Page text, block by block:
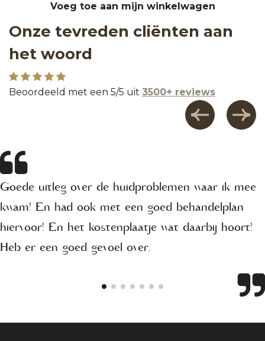
Voeg toe aan mijn winkelwagen
Onze tevreden cliënten aan
het woord
Beoordeeld met een 5/5 uit 3500+ reviews
Goede uitleg over de huidproblemen waar ik mee
kwam! En had ook met een goed behandelplan
hiervoor! En het kostenplaatje wat daarbij hoort!
Heb er een goed gevoel over.